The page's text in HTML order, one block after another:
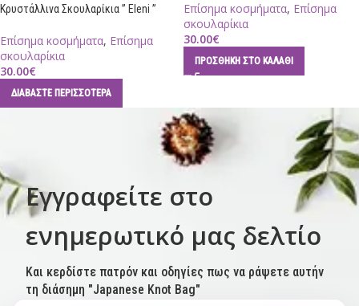
Κρυστάλλινα Σκουλαρίκια ” Eleni ”
Επίσημα κοσμήματα, Επίσημα
σκουλαρίκια
30.00€
ΔΙΑΒΆΣΤΕ ΠΕΡΙΣΣΌΤΕΡΑ
Επίσημα κοσμήματα, Επίσημα
σκουλαρίκια
30.00€
ΠΡΟΣΘΉΚΗ ΣΤΟ ΚΑΛΆΘΙ
Εγγραφείτε στο
ενημερωτικό μας δελτίο
Και κερδίστε πατρόν και οδηγίες πως να ράψετε αυτήν
τη διάσημη "Japanese Knot Bag"